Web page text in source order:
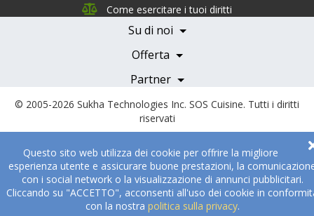
Questo sito web utilizza dei cookie per offrire la migliore
esperienza utente e assicurare buone prestazioni, la
con i social network o la visualizzazione di annunci pubblicitari.
Cliccando su "ACCETTO", acconsenti all'uso dei cookie in
con la nostra politica sulla privacy.
Come esercitare i tuoi diritti
Su di noi
Management Team
Team Nutrizione
Offerta
Testimonials
Servizi e Tariffe
Partner
Medici e Professionisti
Becoming a Partner
© 2005-2026 Sukha Technologies Inc. SOS Cuisine. Tutti i diritti
riservati